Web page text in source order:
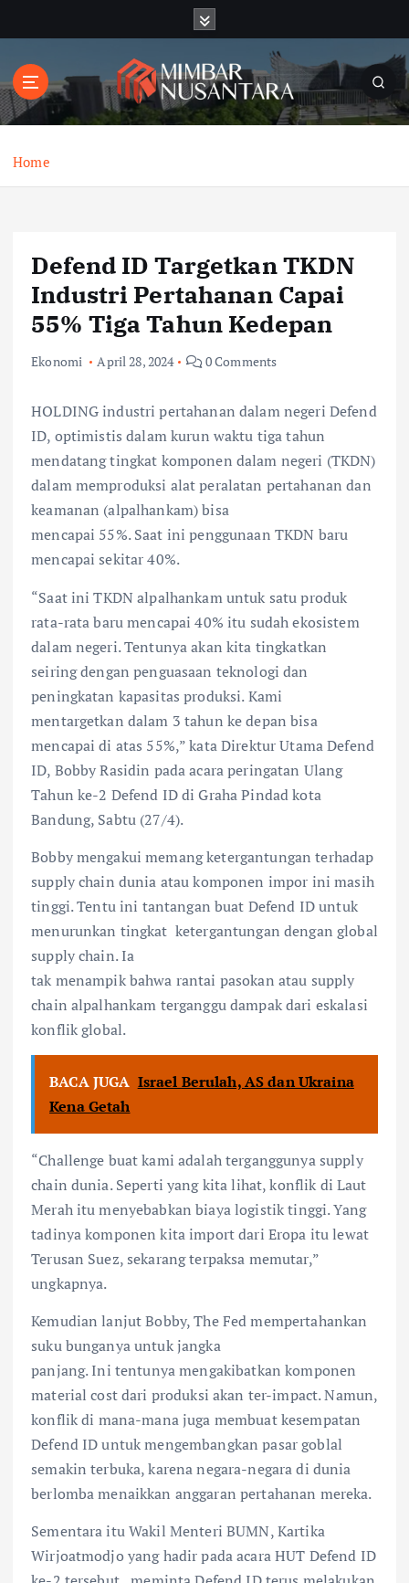
t
o
Home
Defend ID Targetkan TKDN
Industri Pertahanan Capai
55% Tiga Tahun Kedepan
Ekonomi April 28, 2024 0 Comments
HOLDING industri pertahanan dalam negeri Defend
ID, optimistis dalam kurun waktu tiga tahun
mendatang tingkat komponen dalam negeri (TKDN)
dalam memproduksi alat peralatan pertahanan dan
keamanan (alpalhankam) bisa
mencapai 55%. Saat ini penggunaan TKDN baru
mencapai sekitar 40%.
“Saat ini TKDN alpalhankam untuk satu produk
rata-rata baru mencapai 40% itu sudah ekosistem
dalam negeri. Tentunya akan kita tingkatkan
seiring dengan penguasaan teknologi dan
peningkatan kapasitas produksi. Kami
mentargetkan dalam 3 tahun ke depan bisa
mencapai di atas 55%,” kata Direktur Utama Defend
ID, Bobby Rasidin pada acara peringatan Ulang
Tahun ke-2 Defend ID di Graha Pindad kota
Bandung, Sabtu (27/4).
Bobby mengakui memang ketergantungan terhadap
supply chain dunia atau komponen impor ini masih
tinggi. Tentu ini tantangan buat Defend ID untuk
menurunkan tingkat ketergantungan dengan global
supply chain. Ia
tak menampik bahwa rantai pasokan atau supply
chain alpalhankam terganggu dampak dari eskalasi
konflik global.
BACA JUGA Israel Berulah, AS dan Ukraina
Kena Getah
“Challenge buat kami adalah terganggunya supply
chain dunia. Seperti yang kita lihat, konflik di Laut
Merah itu menyebabkan biaya logistik tinggi. Yang
tadinya komponen kita import dari Eropa itu lewat
Terusan Suez, sekarang terpaksa memutar,”
ungkapnya.
Kemudian lanjut Bobby, The Fed mempertahankan
suku bunganya untuk jangka
panjang. Ini tentunya mengakibatkan komponen
material cost dari produksi akan ter-impact. Namun,
konflik di mana-mana juga membuat kesempatan
Defend ID untuk mengembangkan pasar goblal
semakin terbuka, karena negara-negara di dunia
berlomba menaikkan anggaran pertahanan mereka.
Sementara itu Wakil Menteri BUMN, Kartika
Wirjoatmodjo yang hadir pada acara HUT Defend ID